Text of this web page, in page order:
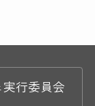
行委員会